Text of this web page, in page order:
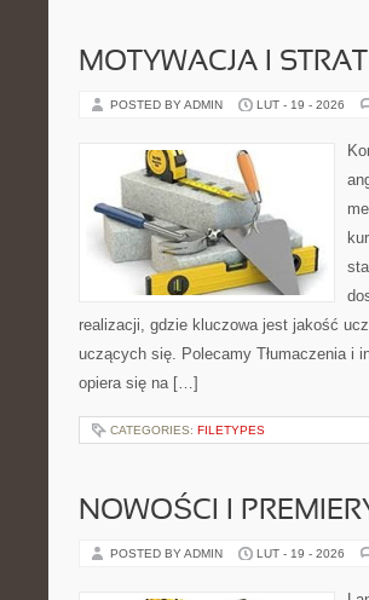
MOTYWACJA I
POSTED BY ADMIN LUT - 19 - 2026
realizacji, gdzie kluczowa jest jakość
uczących się. Polecamy Tłumaczenia i
opiera się na […]
CATEGORIES: FILETYPES
NOWOŚCI I
POSTED BY ADMIN LUT - 19 - 2026